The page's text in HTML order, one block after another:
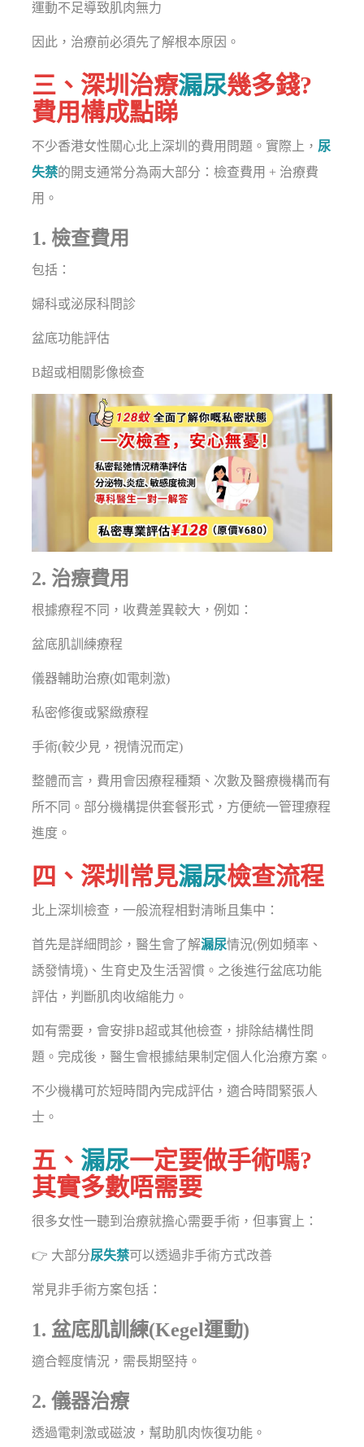
運動不足導致肌肉無力
因此，治療前必須先了解根本原因。
三、深圳治療漏尿幾多錢?
費用構成點睇
不少香港女性關心北上深圳的費用問題。實際上， 尿
失禁的開支通常分為兩大部分：檢查費用 + 治療費
用。
1. 檢查費用
包括：
婦科或泌尿科問診
盆底功能評估
B超或相關影像檢查
2. 治療費用
根據療程不同，收費差異較大，例如：
盆底肌訓練療程
儀器輔助治療(如電刺激)
私密修復或緊緻療程
手術(較少見，視情況而定)
整體而言，費用會因療程種類、次數及醫療機構而有
所不同。部分機構提供套餐形式，方便統一管理療程
進度。
四、深圳常見漏尿檢查流程
北上深圳檢查，一般流程相對清晰且集中：
首先是詳細問診，醫生會了解漏尿情況(例如頻率、
誘發情境)、生育史及生活習慣。之後進行盆底功能
評估，判斷肌肉收縮能力。
如有需要，會安排B超或其他檢查，排除結構性問
題。完成後，醫生會根據結果制定個人化治療方案。
不少機構可於短時間內完成評估，適合時間緊張人
士。
五、 漏尿一定要做手術嗎?
其實多數唔需要
很多女性一聽到治療就擔心需要手術，但事實上：
👉 大部分尿失禁可以透過非手術方式改善
常見非手術方案包括：
1. 盆底肌訓練(Kegel運動)
適合輕度情況，需長期堅持。
2. 儀器治療
透過電刺激或磁波，幫助肌肉恢復功能。